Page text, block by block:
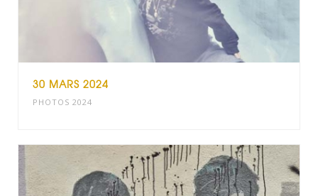
30 MARS 2024
PHOTOS 2024